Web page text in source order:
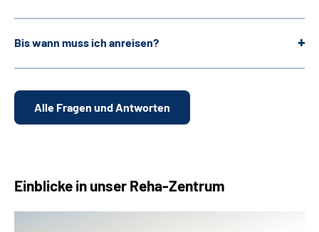
Bis wann muss ich anreisen?
Alle Fragen und Antworten
Einblicke in unser Reha-Zentrum